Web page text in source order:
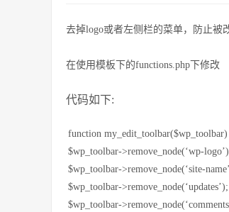
去掉logo或者左侧栏的菜单，防止被
在使用模板下的functions.php下修改
代码如下:
function
$wp_toolbar->remove_node(‘wp-
$wp_toolbar->remove_node(‘site-
$wp_toolbar-
$wp_toolbar-